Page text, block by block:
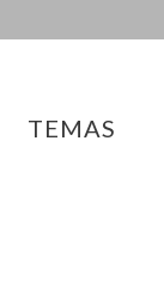
TEMAS